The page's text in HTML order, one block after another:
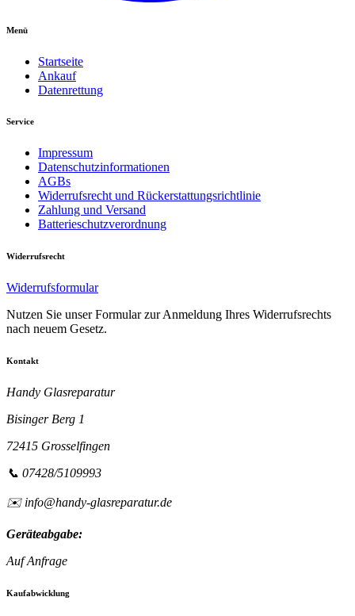
Menü
Startseite
Ankauf
Datenrettung
Service
Impressum
Datenschutzinformationen
AGBs
Widerrufsrecht und Rückerstattungsrichtlinie
Zahlung und Versand
Batterieschutzverordnung
Widerrufsrecht
Widerrufsformular
Nutzen Sie unser Formular zur Anmeldung Ihres Widerrufsrechts
nach neuem Gesetz.
Kontakt
Handy Glasreparatur
Bisinger Berg 1
72415 Grosselfingen
📞 07428/5109993
✉️ info@handy-glasreparatur.de
Geräteabgabe:
Auf Anfrage
Kaufabwicklung